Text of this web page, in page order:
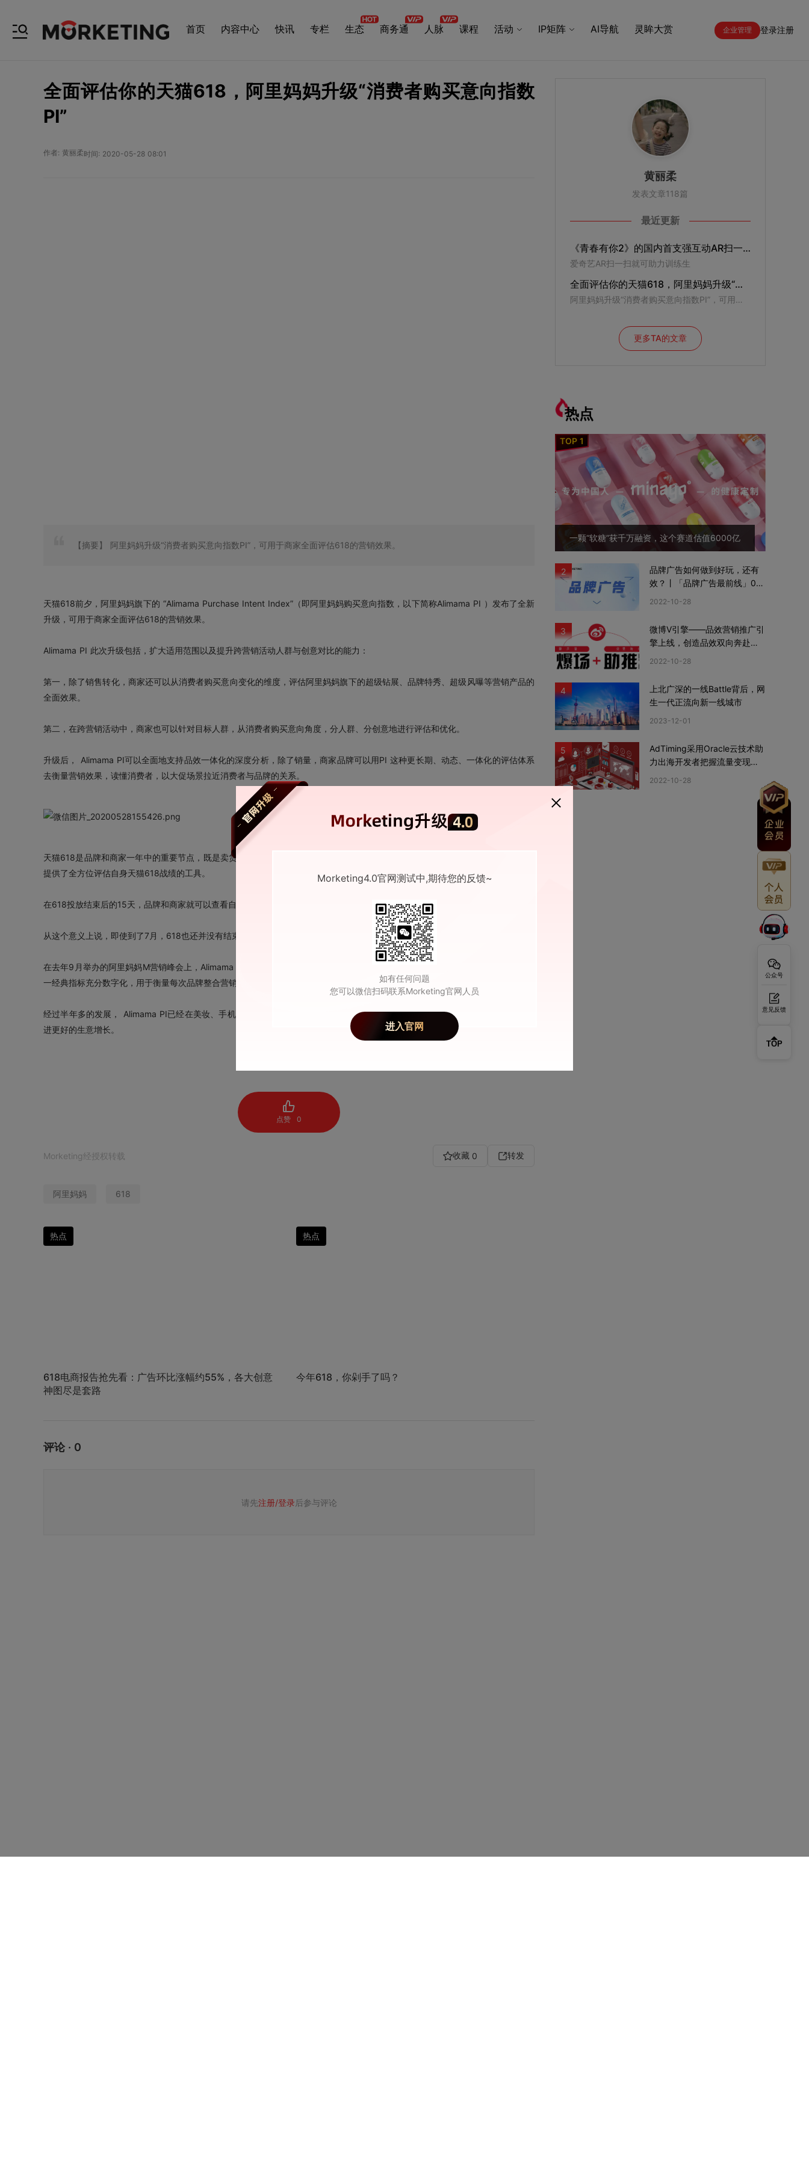
首页 内容中心 快讯 专栏 生态 商务通 人脉 课程 活动 IP矩阵 AI导航 灵眸大赏 企业管理 登录注册
全面评估你的天猫618，阿里妈妈升级“消费者购买意向指数
PI”
作者: 黄丽柔时间: 2020-05-28 08:01
【摘要】 阿里妈妈升级“消费者购买意向指数PI”，可用于商家全面评估618的营销效果。
天猫618前夕，阿里妈妈旗下的 “Alimama Purchase Intent Index”（即阿里妈妈购买意向指数，以下简称Alimama PI ）发布了全新
升级，可用于商家全面评估618的营销效果。
Alimama PI 此次升级包括，扩大适用范围以及提升跨营销活动人群与创意对比的能力：
第一，除了销售转化，商家还可以从消费者购买意向变化的维度，评估阿里妈妈旗下的超级钻展、品牌特秀、超级风曝等营销产品的
全面效果。
第二，在跨营销活动中，商家也可以针对目标人群，从消费者购买意向角度，分人群、分创意地进行评估和优化。
升级后， Alimama PI可以全面地支持品效一体化的深度分析，除了销量，商家品牌可以用PI 这种更长期、动态、一体化的评估体系
去衡量营销效果，读懂消费者，以大促场景拉近消费者与品牌的关系。
天猫618是品牌和商家一年中的重要节点，既是卖货的大爆发，也是接下来消费者运营的新起点。PI的升级从另外一个视角，为客户
提供了全方位评估自身天猫618战绩的工具。
在618投放结束后的15天，品牌和商家就可以查看自己的PI结案，完整地评估618期间，自身的消费者运营情况做得如何。
从这个意义上说，即使到了7月，618也还并没有结束，PI提供的更完整视角的评估，是带着指导意义开始下一次营销。
在去年9月举办的阿里妈妈M营销峰会上，Alimama PI 正式发布。凭借自身独特的数据和技术能力，阿里妈妈将“消费者购买意向”这
一经典指标充分数字化，用于衡量每次品牌整合营销投放对消费者购买决策的影响。
经过半年多的发展， Alimama PI已经在美妆、手机、母婴、零食、家电等行业中被广泛使用，通过对消费者心智影响力的评估，促
进更好的生意增长。
点赞 0
Morketing经授权转载 收藏 0 转发
阿里妈妈 618
热点
618电商报告抢先看：广告环比涨幅约55%，各大创意
神图尽是套路
热点
今年618，你剁手了吗？
评论 · 0
请先注册/登录后参与评论
黄丽柔
发表文章118篇
最近更新
《青春有你2》的国内首支强互动AR扫一扫户外广告，为什么值得关注？｜Morketing观察
爱奇艺AR扫一扫就可助力训练生
全面评估你的天猫618，阿里妈妈升级“消费者购买意向指数PI”
阿里妈妈升级“消费者购买意向指数PI”，可用于商家全面评估618的营销效果。
更多TA的文章
热点
一颗“软糖”获千万融资，这个赛道估值6000亿
2
品牌广告如何做到好玩，还有
效？丨「品牌广告最前线」02
2022-10-28
3
微博V引擎——品效营销推广引
擎上线，创造品效双向奔赴新
2022-10-28
4
上北广深的一线Battle背后，网
生一代正流向新一线城市
2023-12-01
5
AdTiming采用Oracle云技术助
力出海开发者把握流量变现新
2022-10-28
公众号
意见反馈
TOP
Morketing4.0官网测试中,期待您的反馈~
如有任何问题
您可以微信扫码联系Morketing官网人员
进入官网